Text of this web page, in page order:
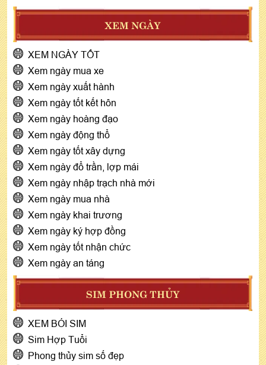
XEM NGÀY
XEM NGÀY TỐT
Xem ngày mua xe
Xem ngày xuất hành
Xem ngày tốt kết hôn
Xem ngày hoàng đạo
Xem ngày động thổ
Xem ngày tốt xây dựng
Xem ngày đổ trần, lợp mái
Xem ngày nhập trạch nhà mới
Xem ngày mua nhà
Xem ngày khai trương
Xem ngày ký hợp đồng
Xem ngày tốt nhận chức
Xem ngày an táng
SIM PHONG THỦY
XEM BÓI SIM
Sim Hợp Tuổi
Phong thủy sim số đẹp